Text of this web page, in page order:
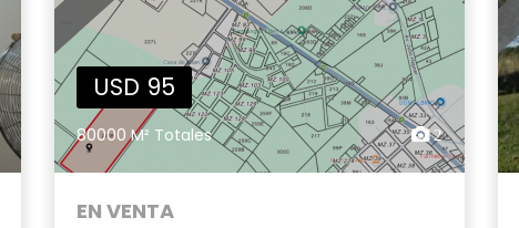
USD 95
80000 M² Totales 2
EN VENTA